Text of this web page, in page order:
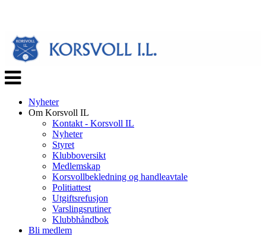
Veksle
navigasjon
Nyheter
Om Korsvoll IL
Kontakt - Korsvoll IL
Nyheter
Styret
Klubboversikt
Medlemskap
Korsvollbekledning og handleavtale
Politiattest
Utgiftsrefusjon
Varslingsrutiner
Klubbhåndbok
Bli medlem